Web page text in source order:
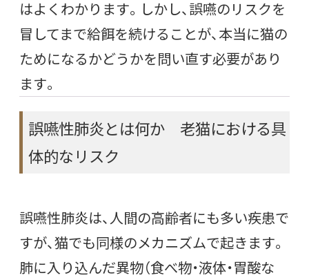
はよくわかります。しかし、誤嚥のリスクを
冒してまで給餌を続けることが、本当に猫の
ためになるかどうかを問い直す必要があり
ます。
誤嚥性肺炎とは何か 老猫における具
体的なリスク
誤嚥性肺炎は、人間の高齢者にも多い疾患で
すが、猫でも同様のメカニズムで起きます。
肺に入り込んだ異物（食べ物・液体・胃酸な